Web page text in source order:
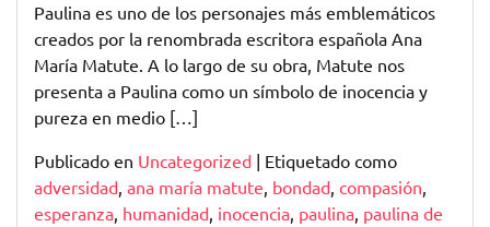
Paulina es uno de los personajes más emblemáticos
creados por la renombrada escritora española Ana
María Matute. A lo largo de su obra, Matute nos
presenta a Paulina como un símbolo de inocencia y
pureza en medio […]
Publicado en Uncategorized | Etiquetado como
adversidad, ana maría matute, bondad, compasión,
esperanza, humanidad, inocencia, paulina, paulina de